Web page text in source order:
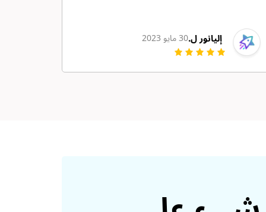
إليانور ل.30 مايو 2023